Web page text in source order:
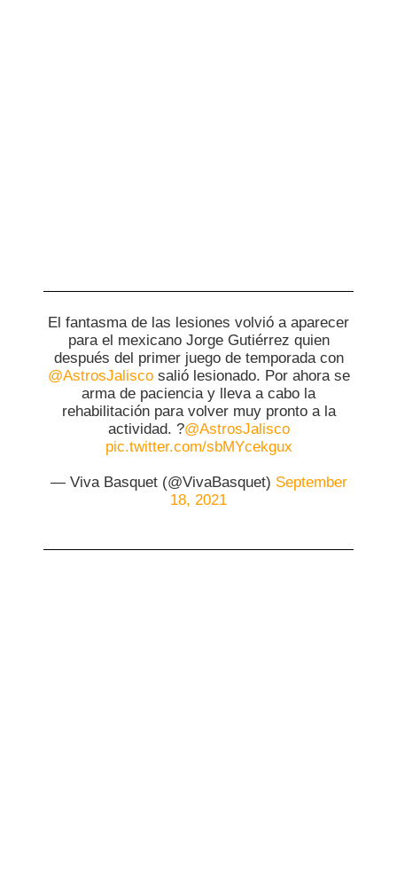
El fantasma de las lesiones volvió a aparecer
para el mexicano Jorge Gutiérrez quien
después del primer juego de temporada con
@AstrosJaliscosalió lesionado. Por ahora se
arma de paciencia y lleva a cabo la
rehabilitación para volver muy pronto a la
actividad. ?@AstrosJalisco
pic.twitter.com/sbMYcekgux
— Viva Basquet (@VivaBasquet) September
18, 2021